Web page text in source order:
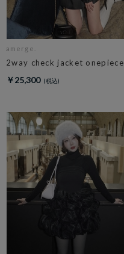
amerge.
2way check jacket onepiece
￥25,300